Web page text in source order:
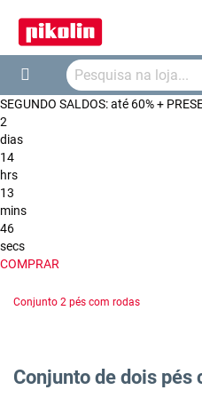
Search
SEGUNDO SALDOS: até 60% +
2
dias
14
hrs
13
mins
46
secs
COMPRAR
Conjunto 2 pés com rodas
Conjunto de dois pés